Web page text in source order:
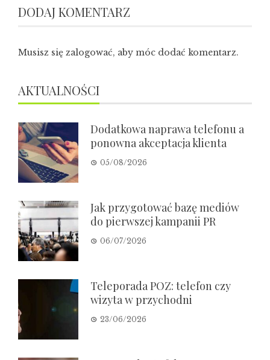
DODAJ KOMENTARZ
Musisz się zalogować, aby móc dodać komentarz.
AKTUALNOŚCI
Dodatkowa naprawa telefonu a
ponowna akceptacja klienta
05/08/2026
Jak przygotować bazę mediów
do pierwszej kampanii PR
06/07/2026
Teleporada POZ: telefon czy
wizyta w przychodni
23/06/2026